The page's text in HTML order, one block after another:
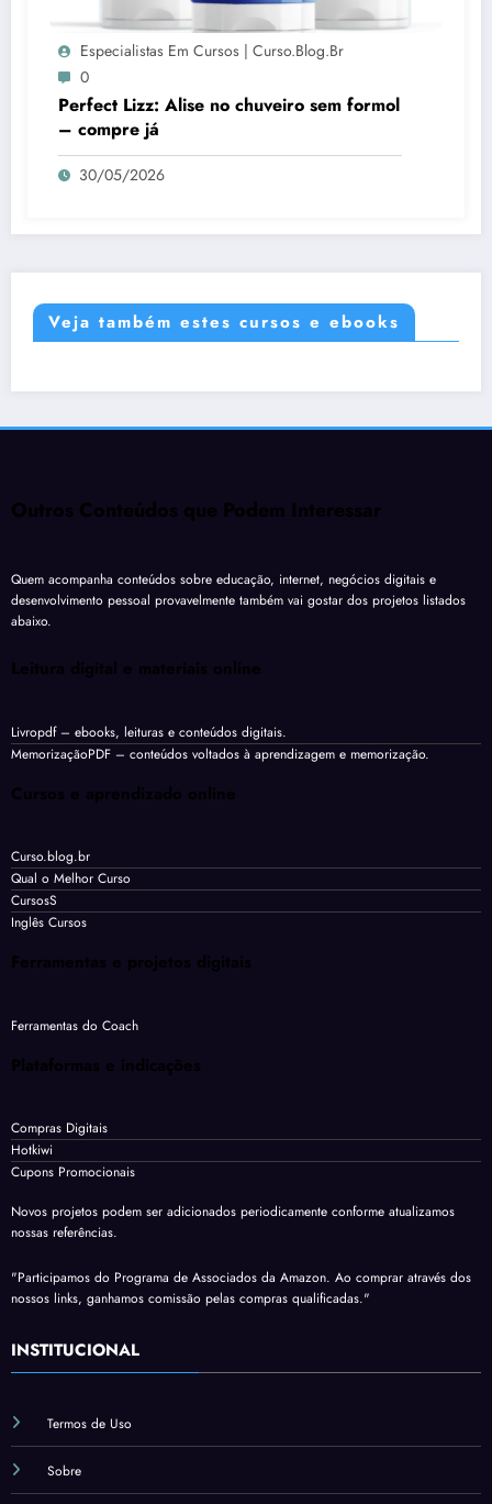
Especialistas Em Cursos | Curso.blog.br
0
Perfect Lizz: Alise no chuveiro sem formol
– compre já
30/05/2026
Veja também estes cursos e ebooks
Outros Conteúdos que Podem Interessar
Quem acompanha conteúdos sobre educação, internet, negócios digitais e
desenvolvimento pessoal provavelmente também vai gostar dos projetos listados
abaixo.
Leitura digital e materiais online
Livropdf– ebooks, leituras e conteúdos digitais.
MemorizaçãoPDF – conteúdos voltados à aprendizagem e memorização.
Cursos e aprendizado online
Curso.blog.br
Qual o Melhor Curso
CursosS
Inglês Cursos
Ferramentas e projetos digitais
Ferramentas do Coach
Plataformas e indicações
Compras Digitais
Hotkiwi
Cupons Promocionais
Novos projetos podem ser adicionados periodicamente conforme atualizamos
nossas referências.
"Participamos do Programa de Associados da Amazon. Ao comprar através dos
nossos links, ganhamos comissão pelas compras qualificadas."
INSTITUCIONAL
Termos de Uso
Sobre